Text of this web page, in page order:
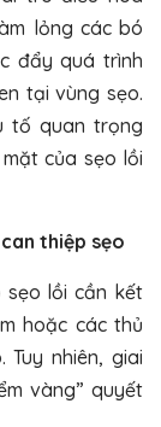
lỏng các bó
đẩy quá trình
tại vùng sẹo.
tố quan trọng
của sẹo lồi
thiệp sẹo
sẹo lồi cần kết
hoặc các thủ
nhiên, giai
vàng” quyết